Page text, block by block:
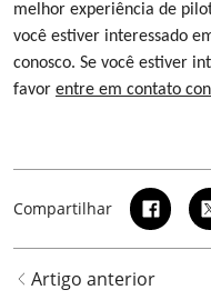
melhor experiência de
você estiver interessado
conosco. Se você estiver
favor entre em contato
Compartilhar
Artigo anterior